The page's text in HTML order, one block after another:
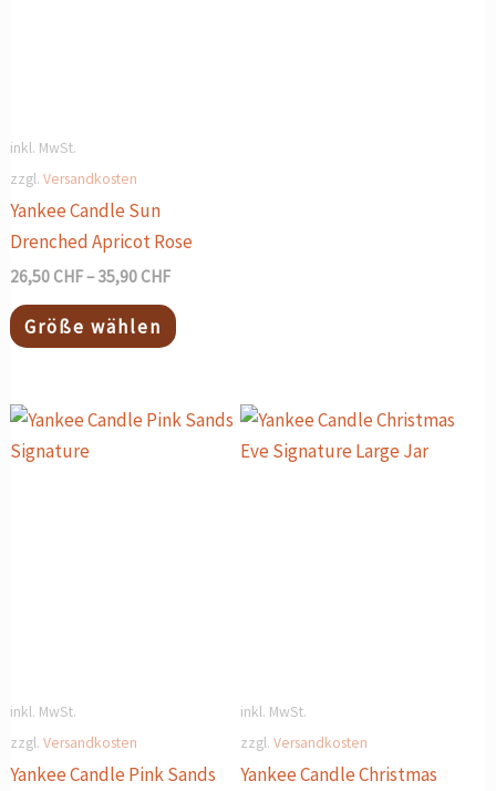
inkl. MwSt.
zzgl.Versandkosten
Yankee Candle Sun
Drenched Apricot Rose
26,50 CHF–35,90 CHF
Größe wählen
inkl. MwSt.
zzgl.Versandkosten
Yankee Candle Pink Sands
inkl. MwSt.
zzgl. Versandkosten
Yankee Candle Christmas